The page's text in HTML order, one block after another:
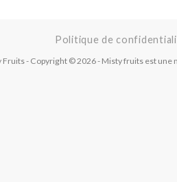
Politique de
Fruits - Copyright © 2026 - Misty fruits est une